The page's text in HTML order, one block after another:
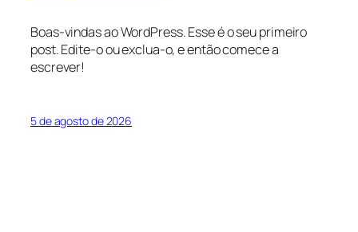
Boas-vindas ao WordPress. Esse é o seu primeiro
post. Edite-o ou exclua-o, e então comece a
escrever!
5 de agosto de 2026